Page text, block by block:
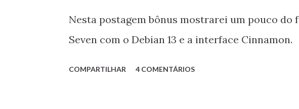
Nesta postagem bônus mostrarei um pouco do
Seven com o Debian 13 e a interface Cinnamon.
COMPARTILHAR 4 COMENTÁRIOS